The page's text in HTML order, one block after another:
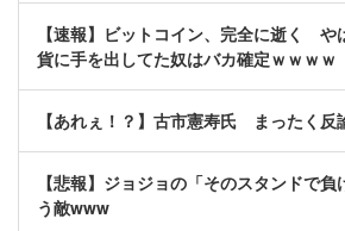
【速報】ビットコイン、完全に逝く や
貨に手を出してた奴はバカ確定ｗｗｗｗ
【あれぇ！？】古市憲寿氏 まったく反
【悲報】ジョジョの「そのスタンドで
う敵www